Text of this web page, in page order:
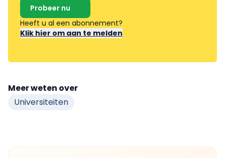
Probeer nu
Heeft u al een abonnement?
Klik hier om aan te melden
Meer weten over
Universiteiten